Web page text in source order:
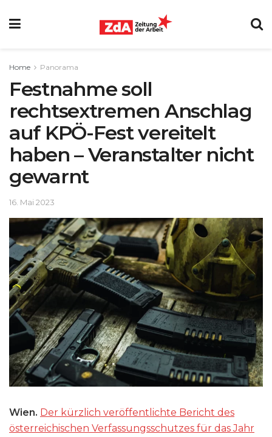
Home Panorama
Festnahme soll
rechtsextremen Anschlag
auf KPÖ-Fest vereitelt
haben – Veranstalter nicht
gewarnt
16. Mai 2023
Wien. Der kürzlich veröffentlichte Bericht des
österreichischen Verfassungsschutzes für das Jahr